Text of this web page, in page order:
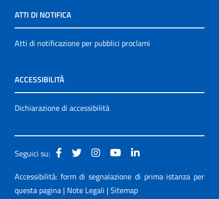
ATTI DI NOTIFICA
Atti di notificazione per pubblici proclami
ACCESSIBILITÀ
Dichiarazione di accessibilità
Seguici su:
Accessibilità: form di segnalazione di prima istanza per
questa pagina | Note Legali | Sitemap